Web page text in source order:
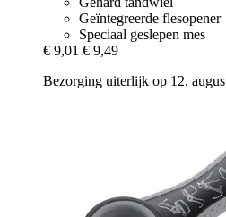
Geïntegreerde flesopener
Speciaal geslepen mes
€ 9,01 € 9,49
Bezorging uiterlijk op 12.